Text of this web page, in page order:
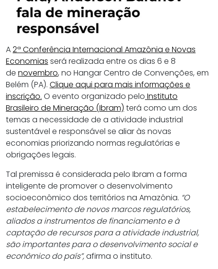
A2ª Conferência Internacional Amazônia e Novas
Economias será realizada entre os dias 6 e 8
de novembro, no Hangar Centro de Convenções, em
Belém (PA). Clique aqui para mais informações e
inscrição. O evento organizado pelo Instituto
Brasileiro de Mineração (Ibram) terá como um dos
temas a necessidade de a atividade industrial
sustentável e responsável se aliar às novas
economias priorizando normas regulatórias e
obrigações legais.
Tal premissa é considerada pelo Ibram a forma
inteligente de promover o desenvolvimento
socioeconômico dos territórios na Amazônia. “O
estabelecimento de novos marcos regulatórios,
aliados a instrumentos de financiamento e à
captação de recursos para a atividade industrial,
são importantes para o desenvolvimento social e
econômico do país”,afirma o instituto.